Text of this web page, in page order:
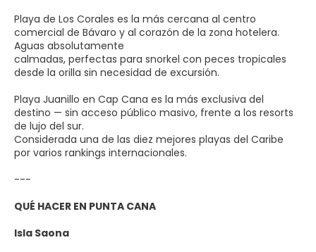
Playa de Los Corales es la más cercana al centro
comercial de Bávaro y al corazón de la zona hotelera.
Aguas absolutamente
calmadas, perfectas para snorkel con peces tropicales
desde la orilla sin necesidad de excursión.
Playa Juanillo en Cap Cana es la más exclusiva del
destino — sin acceso público masivo, frente a los resorts
de lujo del sur.
Considerada una de las diez mejores playas del Caribe
por varios rankings internacionales.
---
QUÉ HACER EN PUNTA CANA
Isla Saona